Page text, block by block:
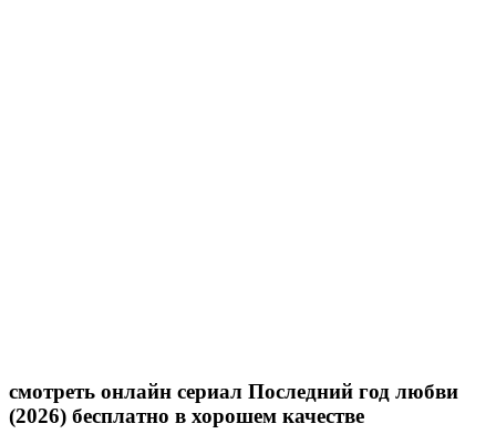
смотреть онлайн сериал Последний год любви
(2026) бесплатно в хорошем качестве